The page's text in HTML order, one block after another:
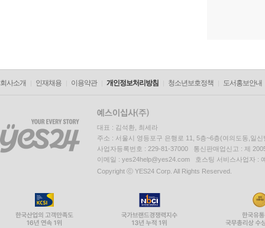
회사소개 인재채용 이용약관 개인정보처리방침 청소년보호정책 도서홍보안내
대표 : 김석환, 최세라
주소 : 서울시 영등포구 은행로 11, 5층~6층(여의도동,일신
사업자등록번호 : 229-81-37000 통신판매업신고 : 제
이메일 : yes24help@yes24.com 호스팅 서비스사업자 :
Copyright ⓒ YES24 Corp. All Rights Reserved.